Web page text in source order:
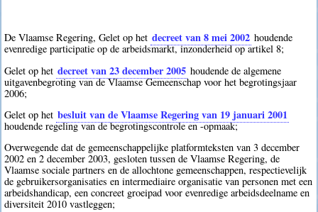
De Vlaamse Regering, Gelet op het decreet van 8 mei 2002 houdende
evenredige participatie op de arbeidsmarkt, inzonderheid op artikel 8;
Gelet op het decreet van 23 december 2005 houdende de algemene
uitgavenbegroting van de Vlaamse Gemeenschap voor het begrotingsjaar
2006;
Gelet op het besluit van de Vlaamse Regering van 19 januari 2001
houdende regeling van de begrotingscontrole en -opmaak;
Overwegende dat de gemeenschappelijke platformteksten van 3 december
2002 en 2 december 2003, gesloten tussen de Vlaamse Regering, de
Vlaamse sociale partners en de allochtone gemeenschappen, respectievelijk
de gebruikersorganisaties en intermediaire organisatie van personen met een
arbeidshandicap, een concreet groeipad voor evenredige arbeidsdeelname en
diversiteit 2010 vastleggen;